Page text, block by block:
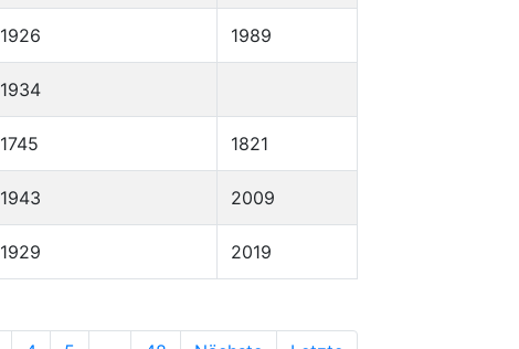
1926 1989
1934
1745 1821
1943 2009
1929 2019